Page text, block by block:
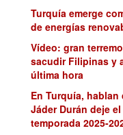
Turquía emerge
de energías
Vídeo: gran
sacudir Filipinas y
última hora
En Turquía,
Jáder Durán deje
temporada 2025-